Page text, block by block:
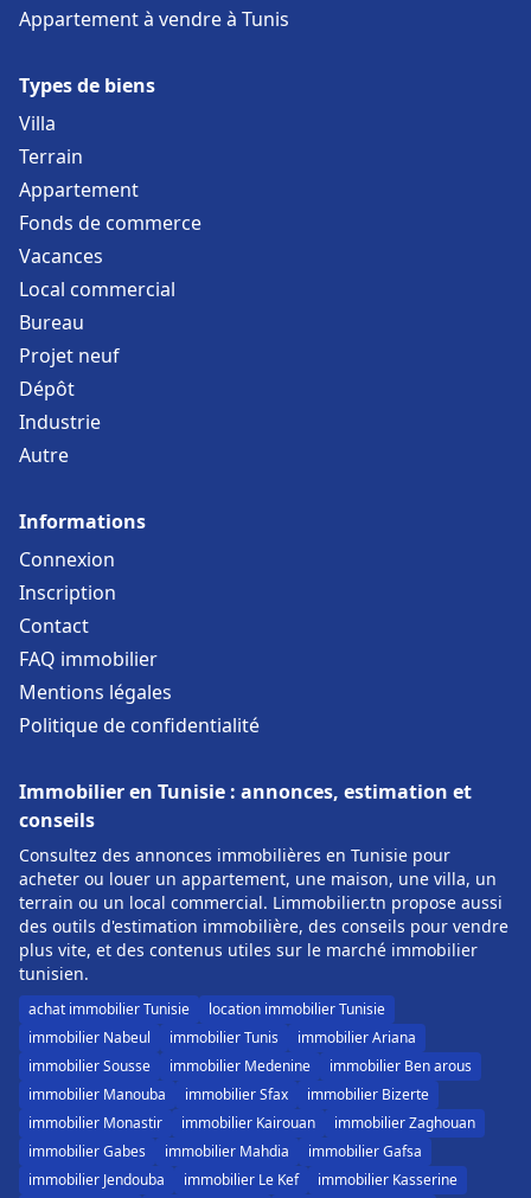
Appartement à vendre à Tunis
Types de biens
Villa
Terrain
Appartement
Fonds de commerce
Vacances
Local commercial
Bureau
Projet neuf
Dépôt
Industrie
Autre
Informations
Connexion
Inscription
Contact
FAQ immobilier
Mentions légales
Politique de confidentialité
Immobilier en Tunisie : annonces, estimation et
conseils
Consultez des annonces immobilières en Tunisie pour
acheter ou louer un appartement, une maison, une villa, un
terrain ou un local commercial. Limmobilier.tn propose aussi
des outils d'estimation immobilière, des conseils pour vendre
plus vite, et des contenus utiles sur le marché immobilier
tunisien.
achat immobilier Tunisie
location immobilier Tunisie
immobilier Nabeul
immobilier Tunis
immobilier Ariana
immobilier Sousse
immobilier Medenine
immobilier Ben arous
immobilier Manouba
immobilier Sfax
immobilier Bizerte
immobilier Monastir
immobilier Kairouan
immobilier Zaghouan
immobilier Gabes
immobilier Mahdia
immobilier Gafsa
immobilier Jendouba
immobilier Le Kef immobilier Kasserine